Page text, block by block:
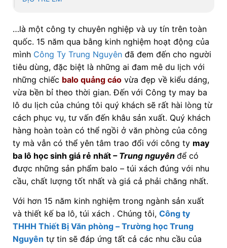
…là một công ty chuyên nghiệp và uy tín trên toàn
quốc. 15 năm qua bằng kinh nghiệm hoạt động của
mình Công Ty Trung Nguyênđã đem đến cho người
tiêu dùng, đặc biệt là những ai đam mê du lịch với
những chiếc balo quảng cáovừa đẹp về kiểu dáng,
vừa bền bỉ theo thời gian. Đến với Công ty may ba
lô du lịch của chúng tôi quý khách sẽ rất hài lòng từ
cách phục vụ, tư vấn đến khâu sản xuất. Quý khách
hàng hoàn toàn có thể ngồi ở văn phòng của công
ty mà vẫn có thể yên tâm trao đổi với công ty may
ba lô học sinh giá rẻ nhất– Trung nguyên để có
được những sản phẩm balo – túi xách đúng với nhu
cầu, chất lượng tốt nhất và giá cả phải chăng nhất.
Với hơn 15 năm kinh nghiệm trong ngành sản xuất
và thiết kế ba lô, túi xách . Chúng tôi, Công ty
THHH Thiết Bị Văn phòng – Trường học Trung
Nguyên tự tin sẽ đáp ứng tất cả các nhu cầu của